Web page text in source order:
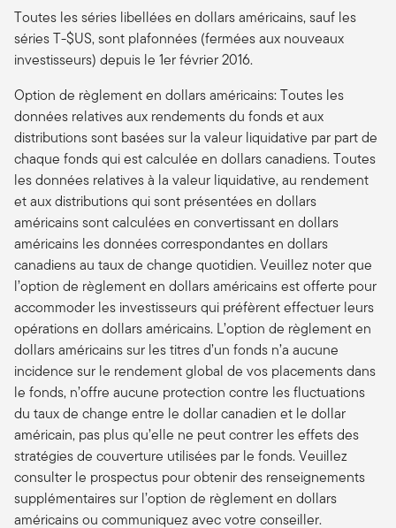
Toutes les séries libellées en dollars américains, sauf les
séries T-$US, sont plafonnées (fermées aux nouveaux
investisseurs) depuis le 1er février 2016.
Option de règlement en dollars américains: Toutes les
données relatives aux rendements du fonds et aux
distributions sont basées sur la valeur liquidative par part de
chaque fonds qui est calculée en dollars canadiens. Toutes
les données relatives à la valeur liquidative, au rendement
et aux distributions qui sont présentées en dollars
américains sont calculées en convertissant en dollars
américains les données correspondantes en dollars
canadiens au taux de change quotidien. Veuillez noter que
l’option de règlement en dollars américains est offerte pour
accommoder les investisseurs qui préfèrent effectuer leurs
opérations en dollars américains. L’option de règlement en
dollars américains sur les titres d’un fonds n’a aucune
incidence sur le rendement global de vos placements dans
le fonds, n’offre aucune protection contre les fluctuations
du taux de change entre le dollar canadien et le dollar
américain, pas plus qu’elle ne peut contrer les effets des
stratégies de couverture utilisées par le fonds. Veuillez
consulter le prospectus pour obtenir des renseignements
supplémentaires sur l’option de règlement en dollars
américains ou communiquez avec votre conseiller.